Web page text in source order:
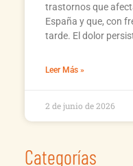
trastornos que
España y que, con
tarde. El dolor
Leer Más »
2 de junio de 2026
Categorías